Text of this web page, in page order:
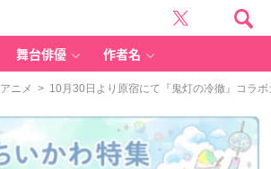
舞台俳優 作者名
アニメ > 10月30日より原宿にて『鬼灯の冷徹』コラ